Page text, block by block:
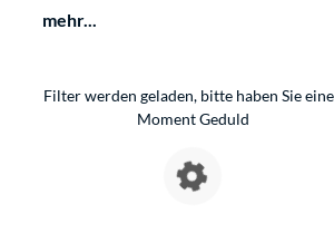
mehr...
Filter werden geladen, bitte haben Sie
Moment Geduld